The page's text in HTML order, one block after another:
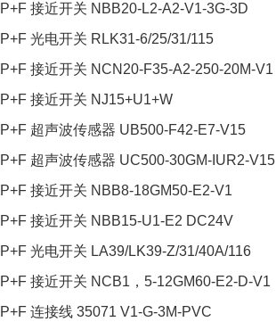
P+F 接近开关 NBB20-L2-A2-V1-3G-3D
P+F 光电开关 RLK31-6/25/31/115
P+F 接近开关 NCN20-F35-A2-250-20M-V1
P+F 接近开关 NJ15+U1+W
P+F 超声波传感器 UB500-F42-E7-V15
P+F 超声波传感器 UC500-30GM-IUR2-V15
P+F 接近开关 NBB8-18GM50-E2-V1
P+F 接近开关 NBB15-U1-E2 DC24V
P+F 光电开关 LA39/LK39-Z/31/40A/116
P+F 接近开关 NCB1，5-12GM60-E2-D-V1
P+F 连接线 35071 V1-G-3M-PVC